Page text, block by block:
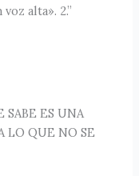
alta». 2.”
SABE ES UNA
LO QUE NO SE